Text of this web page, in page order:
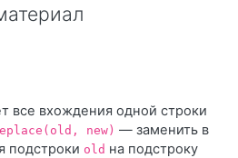
все вхождения одной строки
new) — заменить в
подстроки old на подстроку